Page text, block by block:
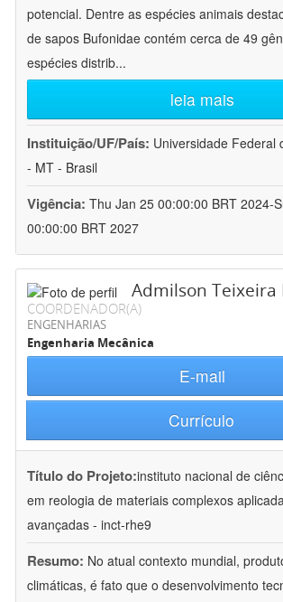
potencial. Dentre as espécies animais
de sapos Bufonidae contém cerca de 49
espécies distrib...
leia mais
Instituição/UF/País: Universidade Federal
- MT - Brasil
Vigência: Thu Jan 25 00:00:00 BRT 2024-
00:00:00 BRT 2027
Admilson Teixeira
COORDENADOR(A)
ENGENHARIAS
Engenharia Mecânica
E-mail
Currículo
Título do Projeto:instituto nacional de
em reologia de materiais complexos
avançadas - inct-rhe9
Resumo: No atual contexto mundial,
climáticas, é fato que o desenvolvimento